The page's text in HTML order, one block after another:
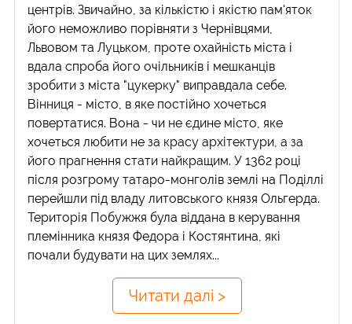
центрів. Звичайно, за кількістю і якістю пам'яток
його неможливо порівняти з Чернівцями,
Львовом та Луцьком, проте охайність міста і
вдала спроба його очільників і мешканців
зробити з міста "цукерку" виправдала себе.
Вінниця - місто, в яке постійно хочеться
повертатися. Вона - чи не єдине місто, яке
хочеться любити не за красу архітектури, а за
його прагнення стати найкращим. У 1362 році
після розгрому татаро-монголів землі на Поділлі
перейшли під владу литовського князя Ольгерда.
Територія Побужжя була віддана в керування
племінника князя Федора і Костянтина, які
почали будувати на цих землях...
Читати далі >